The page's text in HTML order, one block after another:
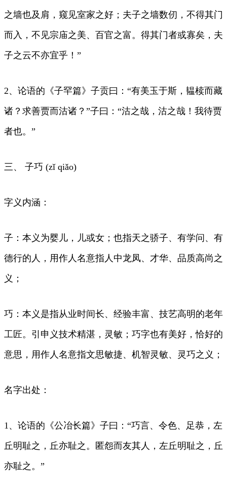
之墙也及肩，窥见室家之好；夫子之墙数仞，不得其门
而入，不见宗庙之美、百官之富。得其门者或寡矣，夫
子之云不亦宜乎！”
2、论语的《子罕篇》子贡曰：“有美玉于斯，韫椟而藏
诸？求善贾而沽诸？”子曰：“沽之哉，沽之哉！我待贾
者也。”
三、 子巧 (zǐ qiǎo)
字义内涵：
子：本义为婴儿，儿或女；也指天之骄子、有学问、有
德行的人，用作人名意指人中龙凤、才华、品质高尚之
义；
巧：本义是指从业时间长、经验丰富、技艺高明的老年
工匠。引申义技术精湛，灵敏；巧字也有美好，恰好的
意思，用作人名意指文思敏捷、机智灵敏、灵巧之义；
名字出处：
1、论语的《公冶长篇》子曰：“巧言、令色、足恭，左
丘明耻之，丘亦耻之。匿怨而友其人，左丘明耻之，丘
亦耻之。”